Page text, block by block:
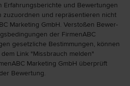
Erfahrungs­berichte und Bewer­tungen
zuzu­ord­nen und repräsen­tieren nicht
Marketing GmbH. Verstoßen Bewer­
der FirmenABC
gesetzliche Bestim­mungen, können
Link "Miss­brauch melden"
Marketing GmbH überprüft
Bewertung.